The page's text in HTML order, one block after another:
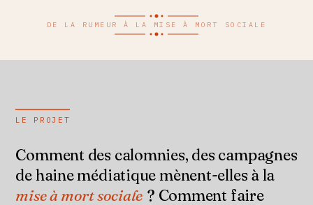
DE LA RUMEUR À LA MISE À MORT SOCIALE
LE PROJET
Comment des calomnies, des campagnes
de haine médiatique mènent-elles à la
mise à mort sociale ? Comment faire